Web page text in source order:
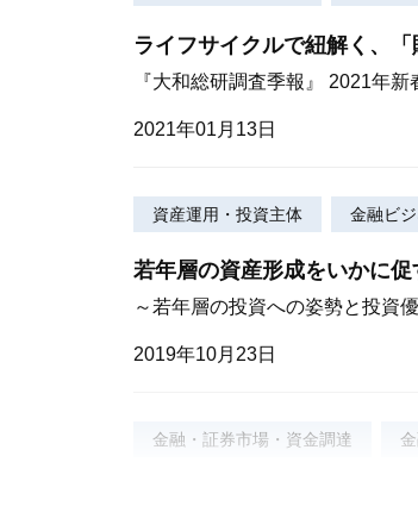
ライフサイクルで紐解く、
『大和総研調査季報』 2021年
2021年01月13日
資産運用・投資主体 金融ビ
若年層の資産形成をいかに促
～若年層の投資への姿勢と投資
2019年10月23日
金融・証券市場・資金調達